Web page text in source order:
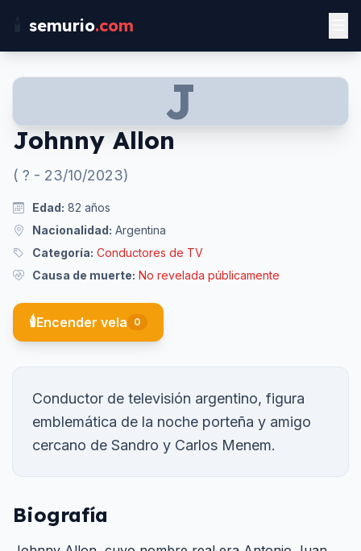
semurio.com
J
Johnny Allon
( ? - 23/10/2023)
Edad: 82 años
Nacionalidad: Argentina
Categoría: Conductores de TV
Causa de muerte: No revelada públicamente
🕯️Encender vela 0
Conductor de televisión argentino, figura
emblemática de la noche porteña y amigo
cercano de Sandro y Carlos Menem.
Biografía